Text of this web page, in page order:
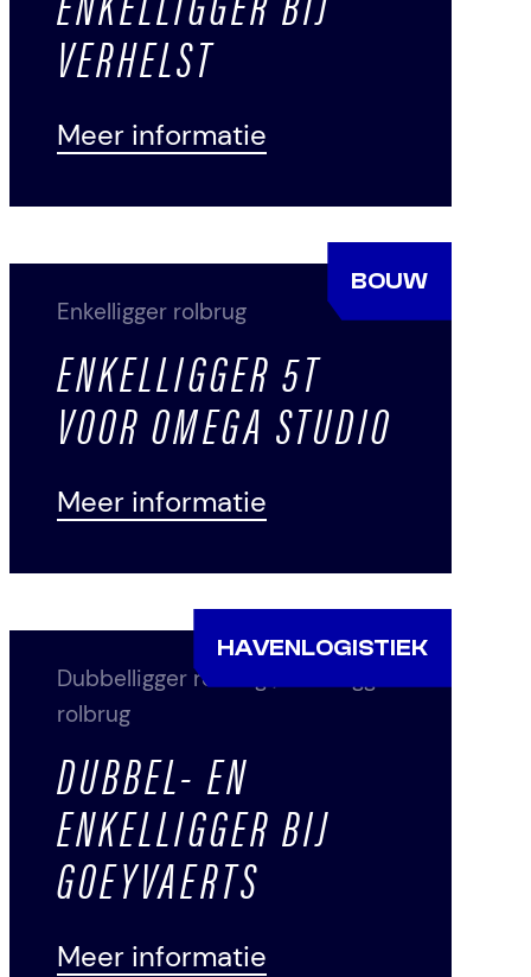
VERHELST
Meer informatie
BOUW
Enkelligger rolbrug
ENKELLIGGER 5T
VOOR OMEGA STUDIO
Meer informatie
HAVENLOGISTIEK
Dubbelligger rolbrug/Enkelligger
rolbrug
DUBBEL- EN
ENKELLIGGER BIJ
GOEYVAERTS
Meer informatie